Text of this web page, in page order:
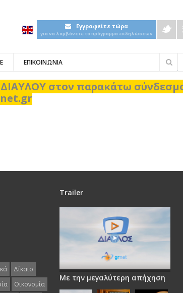
Εγγραφείτε τώρα
για να λαμβάνετε το πρόγραμμα εκδηλώσεων
ΕΠΙΚΟΙΝΩΝΙΑ
στον παρακάτω
Δίκαιο
Οικονομία
Trailer
Με την μεγαλύτερη απήχηση